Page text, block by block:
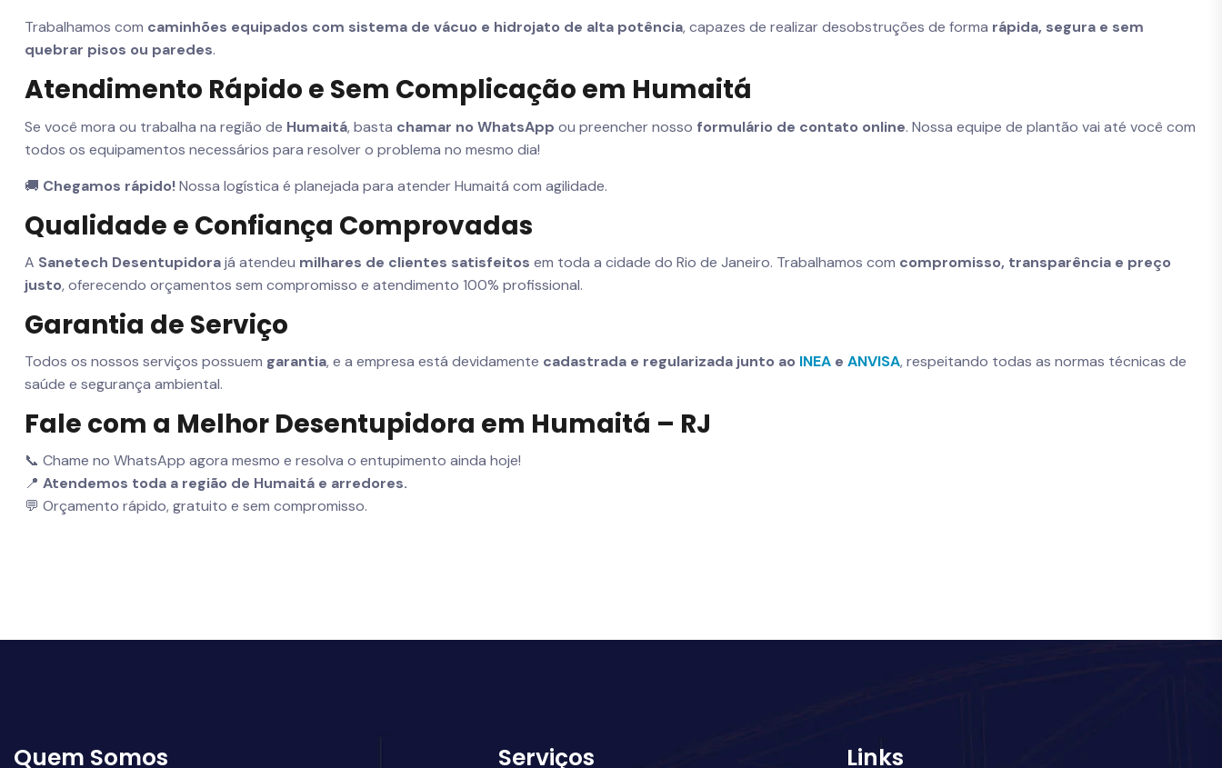
Trabalhamos com caminhões equipados com sistema de vácuo e hidrojato de alta potência, capazes de realizar desobstruções de forma rápida, segura e sem
quebrar pisos ou paredes.
Atendimento Rápido e Sem Complicação em Humaitá
Se você mora ou trabalha na região de Humaitá, basta chamar no WhatsApp ou preencher nosso formulário de contato online. Nossa equipe de plantão vai até você com
todos os equipamentos necessários para resolver o problema no mesmo dia!
🚚 Chegamos rápido!Nossa logística é planejada para atender Humaitá com agilidade.
Qualidade e Confiança Comprovadas
A Sanetech Desentupidorajá atendeu milhares de clientes satisfeitos em toda a cidade do Rio de Janeiro. Trabalhamos com compromisso, transparência e preço
justo, oferecendo orçamentos sem compromisso e atendimento 100% profissional.
Garantia de Serviço
Todos os nossos serviços possuem garantia, e a empresa está devidamente cadastrada e regularizada junto ao INEA e ANVISA, respeitando todas as normas técnicas de
saúde e segurança ambiental.
Fale com a Melhor Desentupidora em Humaitá – RJ
📞 Chame no WhatsApp agora mesmo e resolva o entupimento ainda hoje!
📍 Atendemos toda a região de Humaitá e arredores.
💬 Orçamento rápido, gratuito e sem compromisso.
Quem Somos Serviços Links